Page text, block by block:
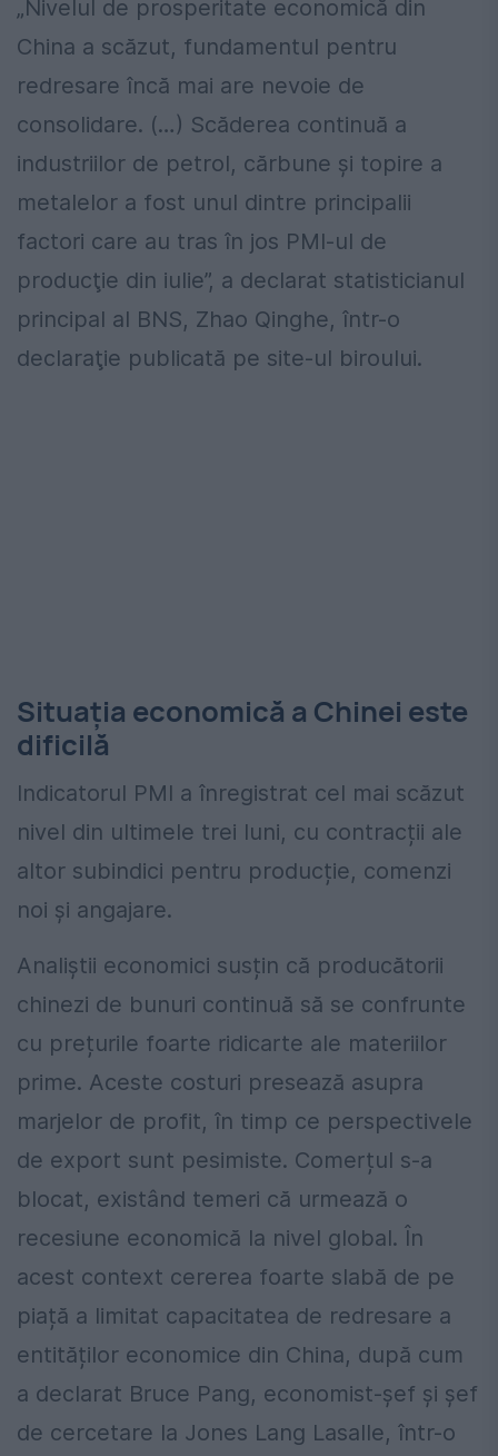
„Nivelul de prosperitate economică din
China a scăzut, fundamentul pentru
redresare încă mai are nevoie de
consolidare. (…) Scăderea continuă a
industriilor de petrol, cărbune şi topire a
metalelor a fost unul dintre principalii
factori care au tras în jos PMI-ul de
producţie din iulie”, a declarat statisticianul
principal al BNS, Zhao Qinghe, într-o
declaraţie publicată pe site-ul biroului.
Situația economică a Chinei este
dificilă
Indicatorul PMI a înregistrat cel mai scăzut
nivel din ultimele trei luni, cu contracții ale
altor subindici pentru producție, comenzi
noi și angajare.
Analiștii economici susțin că producătorii
chinezi de bunuri continuă să se confrunte
cu prețurile foarte ridicarte ale materiilor
prime. Aceste costuri presează asupra
marjelor de profit, în timp ce perspectivele
de export sunt pesimiste. Comerțul s-a
blocat, existând temeri că urmează o
recesiune economică la nivel global. În
acest context cererea foarte slabă de pe
piață a limitat capacitatea de redresare a
entităților economice din China, după cum
a declarat Bruce Pang, economist-şef şi şef
de cercetare la Jones Lang Lasalle, într-o